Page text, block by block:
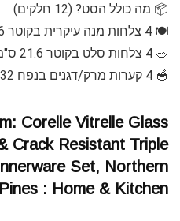
📦 מה כולל הסט? (12 חלקים)
🍽️ 4 צלחות מנה עיקרית בקוטר 26 ס"מ
🥗 4 צלחות סלט בקוטר 21.6 ס"מ
🥣 4 קערות מרק/דגנים בנפח 532 מ"ל
Corelle Vitrelle Glass
Crack Resistant Triple
Set, Northern
Pines : Home & Kitchen